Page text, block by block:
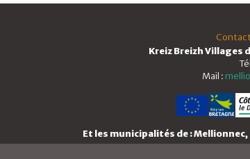
Kreiz Breizh Villages
Mail :
Et les municipalités de :